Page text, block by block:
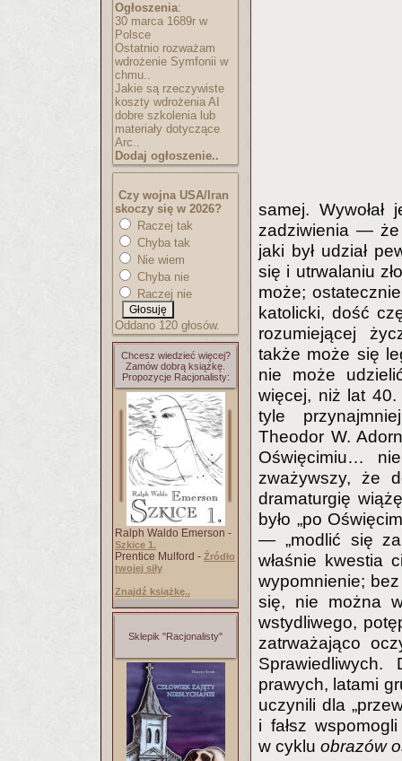
Ogłoszenia:
30 marca 1689r w
Polsce
Ostatnio rozważam
wdrożenie Symfonii w
chmu..
Jakie są rzeczywiste
koszty wdrożenia AI
dobre szkolenia lub
materiały dotyczące
Arc..
Dodaj ogłoszenie..
Czy wojna USA/Iran
skoczy się w 2026?
Raczej tak
Chyba tak
Nie wiem
Chyba nie
Raczej nie
Oddano 120 głosów.
Chcesz wiedzieć więcej?
Zamów dobrą książkę.
Propozycje Racjonalisty:
Ralph Waldo Emerson -
Szkice 1.
Prentice Mulford - Źródło
twojej siły
Znajdź książkę..
Sklepik "Racjonalisty"
samej.
zadziwienia — że
jaki był udział
się i utrwalaniu
może;
katolicki, dość
rozumiejącej
także może się
nie może
więcej, niż lat 40.
tyle
Theodor W.
Oświęcimiu…
zważywszy, że
dramaturgię
było „po
— „modlić się za
właśnie kwestia
wypomnienie;
się, nie można
wstydliwego,
zatrważająco
prawych, latami
uczynili dla
i fałsz
w cyklu obrazów